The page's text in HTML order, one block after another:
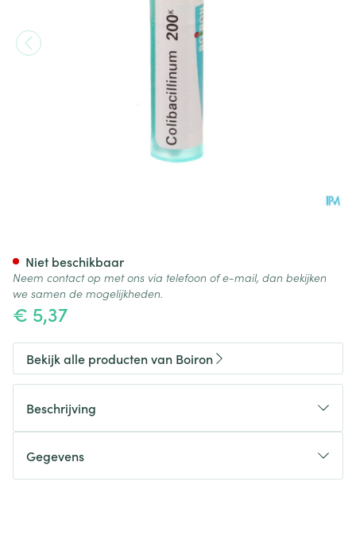
€ 5,37
Niet beschikbaar
Neem contact op met ons via telefoon of e-mail, dan bekijken
we samen de mogelijkheden.
Bekijk alle producten van Boiron
Beschrijving
Gegevens